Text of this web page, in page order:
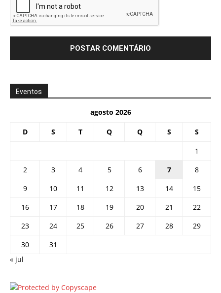
Eventos
agosto 2026
D S T Q Q S S
1
2
3 4 5 6 7
8
9
10 11 12 13 14
15
16
17 18 19 20 21
22
23
24 25 26 27 28
29
30
31
« jul